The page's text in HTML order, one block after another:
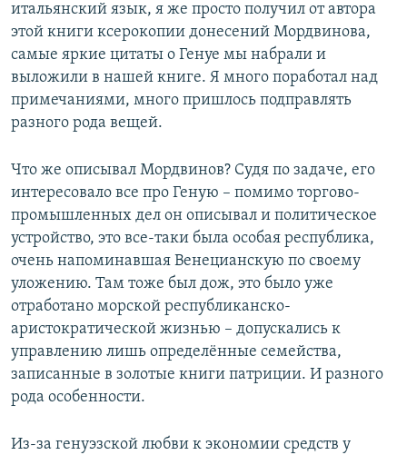
итальянский язык, я же просто получил от автора
этой книги ксерокопии донесений Мордвинова,
самые яркие цитаты о Генуе мы набрали и
выложили в нашей книге. Я много поработал над
примечаниями, много пришлось подправлять
разного рода вещей.
Что же описывал Мордвинов? Судя по задаче, его
интересовало все про Геную – помимо торгово-
промышленных дел он описывал и политическое
устройство, это все-таки была особая республика,
очень напоминавшая Венецианскую по своему
уложению. Там тоже был дож, это было уже
отработано морской республиканско-
аристократической жизнью – допускались к
управлению лишь определённые семейства,
записанные в золотые книги патриции. И разного
рода особенности.
Из-за генуэзской любви к экономии средств у